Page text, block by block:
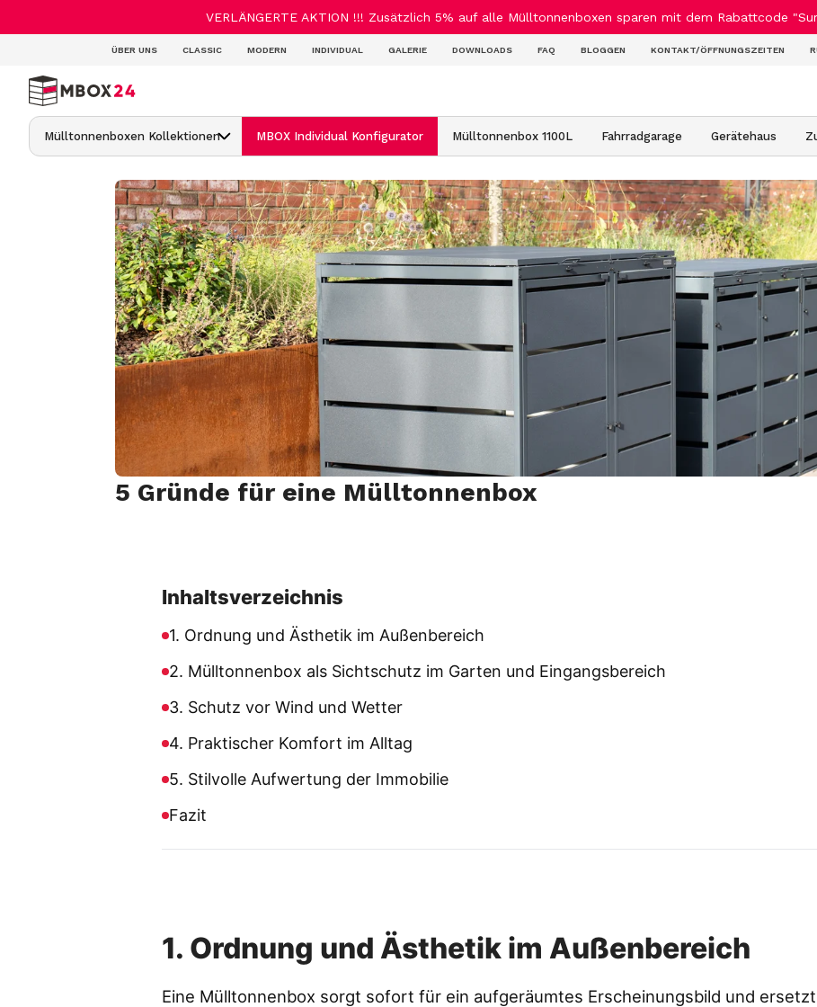
VERLÄNGERTE AKTION !!! Zusätzlich 5% auf alle Mülltonnenboxen sparen mit dem Rabattcode
ÜBER UNS CLASSIC MODERN INDIVIDUAL GALERIE DOWNLOADS FAQ BLOGGEN KONTAKT/ÖFFNUNGSZEITEN
Mülltonnenboxen Kollektionen
MBOX Classic mit Deckel
MBOX Classic Flora mit Pflanzdach
MBOX Classic Hybrid 120/240L
MBOX Modern
MBOX Modern Hybrid 120/240L
MBOX Individual
MBOX Smartbox
MBOX Individual Konfigurator Mülltonnenbox 1100L Fahrradgarage Gerätehaus
5 Gründe für eine Mülltonnenbox
Inhaltsverzeichnis
1. Ordnung und Ästhetik im Außenbereich
2. Mülltonnenbox als Sichtschutz im Garten und Eingangsbereich
3. Schutz vor Wind und Wetter
4. Praktischer Komfort im Alltag
5. Stilvolle Aufwertung der Immobilie
Fazit
1. Ordnung und Ästhetik im Außenbereich
Eine Mülltonnenbox sorgt sofort für ein aufgeräumtes Erscheinungsbild und